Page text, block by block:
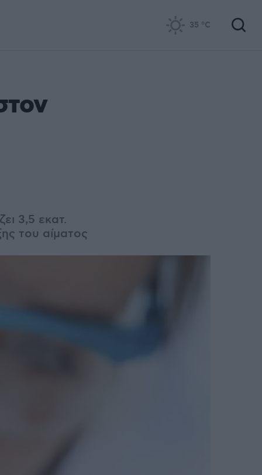
35 °C
3,5 εκατ.
του αίματος